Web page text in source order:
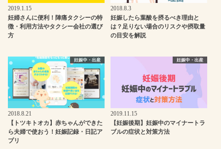
2019.1.15
妊婦さんに便利！陣痛タクシーの特
徴・利用方法やタクシー会社の選び
方
2018.8.3
妊娠したら葉酸を摂るべき理由と
は？足りない場合のリスクや摂取量
の目安を解説
妊娠中・出産
2018.8.21
【トツキトオカ】赤ちゃんができた
ら夫婦で使おう！妊娠記録・日記ア
プリ
妊娠中・出産
2019.11.15
【妊娠後期】妊娠中のマイナートラ
ブルの症状と対策方法